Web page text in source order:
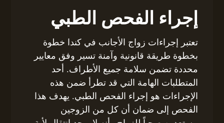
إجراء الفحص الطبي
تعتبر إجراءات زواج الأجانب في كندا خطوة
بخطوة طريقة قانونية وآمنة تسير وفق معايير
محددة تضمن سلامة جميع الأطراف. أحد
المتطلبات الهامة التي قد تطرأ ضمن هذه
الإجراءات هو إجراء الفحص الطبي. يهدف هذا
الفحص إلى ضمان أن كل من الزوجين